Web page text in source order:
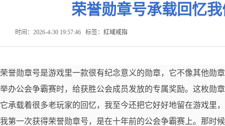
荣誉勋章号承载回忆
时间：2026-4-30 19:57:46 标签： 红域戒指
荣誉勋章号是游戏里一款很有纪念意义的勋章，它不像其他勋
举办公会争霸赛时，给获胜公会成员发放的专属奖励。这枚勋
它承载着很多老玩家的回忆，我至今还把它好好地留在游戏里
我第一次获得荣誉勋章号，是在十年前的公会争霸赛上。那时